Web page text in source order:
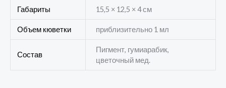
Габариты 15,5 × 12,5 × 4 см
Объем кюветки приблизительно 1 мл
Состав
Пигмент, гумиарабик,
цветочный мед.